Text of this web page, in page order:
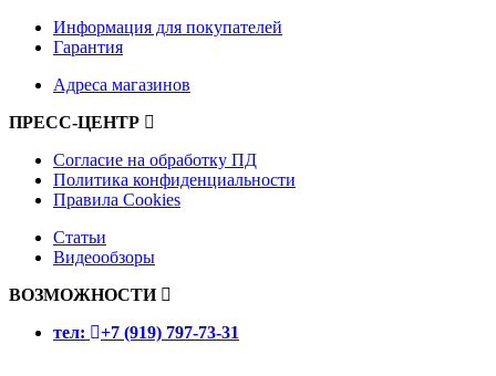
Информация для покупателей
Гарантия
Адреса магазинов
ПРЕСС-ЦЕНТР
Согласие на обработку ПД
Политика конфиденциальности
Правила Cookies
Статьи
Видеообзоры
ВОЗМОЖНОСТИ
тел:
+7 (919) 797-73-31